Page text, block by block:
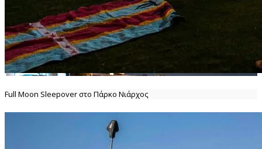
Full Moon Sleepover στο Πάρκο Νιάρχος